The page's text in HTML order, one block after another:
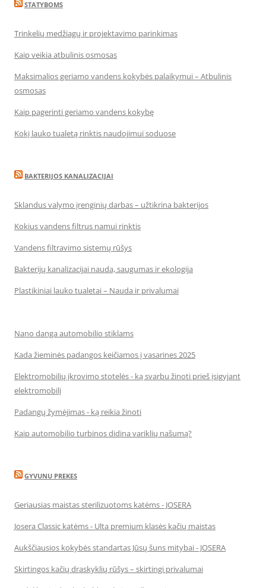
STATYBOMS
Trinkelių medžiagų ir projektavimo parinkimas
Kaip veikia atbulinis osmosas
Maksimalios geriamo vandens kokybės palaikymui – Atbulinis
osmosas
Kaip pagerinti geriamo vandens kokybę
Kokį lauko tualetą rinktis naudojimui soduose
BAKTERIJOS KANALIZACIJAI
Sklandus valymo įrenginių darbas – užtikrina bakterijos
Kokius vandens filtrus namui rinktis
Vandens filtravimo sistemų rūšys
Bakterijų kanalizacijai nauda, saugumas ir ekologija
Plastikiniai lauko tualetai – Nauda ir privalumai
Nano danga automobilio stiklams
Kada žieminės padangos keičiamos į vasarines 2025
Elektromobilių įkrovimo stotelės - ką svarbu žinoti prieš įsigyjant
elektromobilį
Padangų žymėjimas - ką reikia žinoti
Kaip automobilio turbinos didina variklių našumą?
GYVUNU PREKES
Geriausias maistas sterilizuotoms katėms - JOSERA
Josera Classic katėms - Ulta premium klasės kačių maistas
Aukščiausios kokybės standartas Jūsų šuns mitybai - JOSERA
Skirtingos kačių draskyklių rūšys – skirtingi privalumai